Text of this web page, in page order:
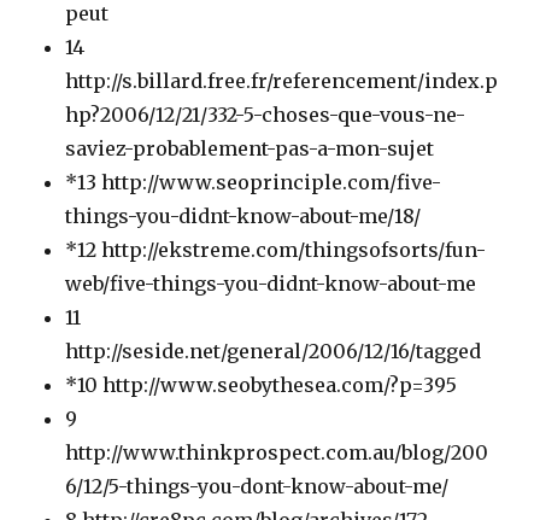
peut
14
http://s.billard.free.fr/referencement/index.p
hp?2006/12/21/332-5-choses-que-vous-ne-
saviez-probablement-pas-a-mon-sujet
*13 http://www.seoprinciple.com/five-
things-you-didnt-know-about-me/18/
*12 http://ekstreme.com/thingsofsorts/fun-
web/five-things-you-didnt-know-about-me
11
http://seside.net/general/2006/12/16/tagged
*10 http://www.seobythesea.com/?p=395
9
http://www.thinkprospect.com.au/blog/200
6/12/5-things-you-dont-know-about-me/